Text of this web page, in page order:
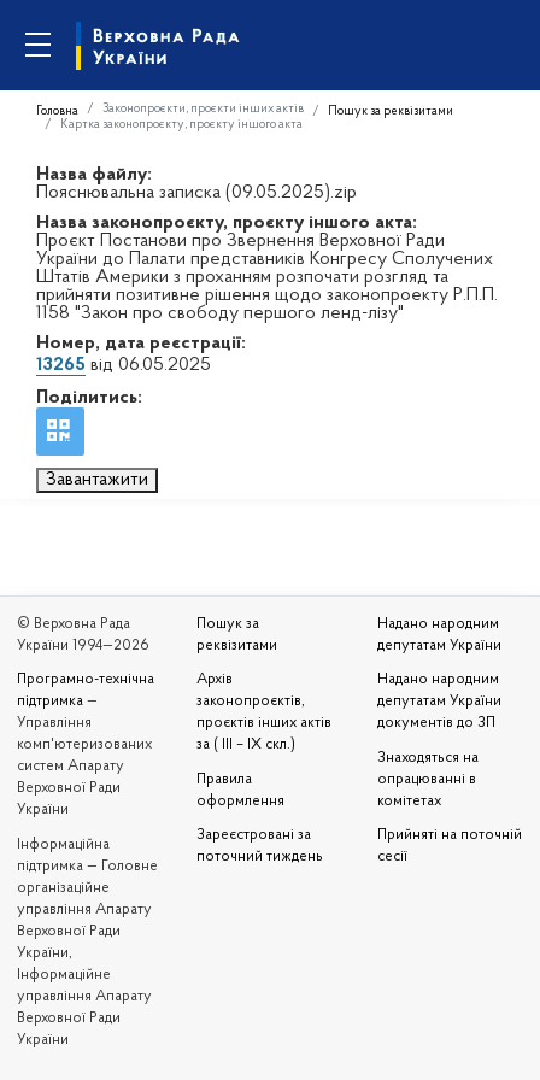
Головна Законопроєкти, проєкти інших актів
Пошук за реквізитами
Картка законопроєкту, проєкту іншого акта
Назва файлу:
Пояснювальна записка (09.05.2025).zip
Назва законопроєкту, проєкту іншого акта:
Проєкт Постанови про Звернення Верховної Ради
України до Палати представників Конгресу Сполучених
Штатів Америки з проханням розпочати розгляд та
прийняти позитивне рішення щодо законопроекту Р.П.П.
1158 "Закон про свободу першого ленд-лізу"
Номер, дата реєстрації:
13265 від 06.05.2025
Поділитись:
Завантажити
© Верховна Рада
України 1994—2026
Програмно-технічна
підтримка —
Управління
комп'ютеризованих
систем Апарату
Верховної Ради
України
Iнформаційна
підтримка — Головне
організаційне
управління Апарату
Верховної Ради
України,
Інформаційне
управління Апарату
Верховної Ради
України
Пошук за
реквізитами
Архів
законопроєктів,
проєктів інших актів
за ( III – IX скл.)
Правила
оформлення
Зареєстровані за
поточний тиждень
Надано народним
депутатам України
Надано народним
депутатам України
документів до ЗП
Знаходяться на
опрацюванні в
комітетах
Прийняті на поточній
сесії